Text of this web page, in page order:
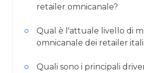
retailer omnicanale?
Qual è l'attuale livello di
omnicanale dei retailer
Quali sono i principali